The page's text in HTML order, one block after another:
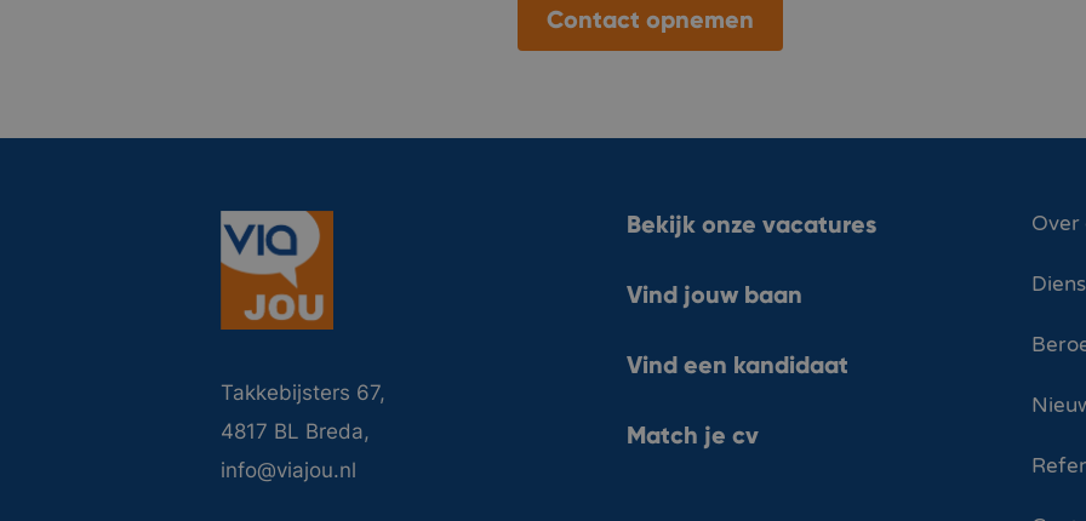
Contact opnemen
Takkebijsters 67,
4817 BL Breda,
info@viajou.nl
Bekijk onze vacatures
Vind jouw baan
Vind een kandidaat
Match je cv
Over